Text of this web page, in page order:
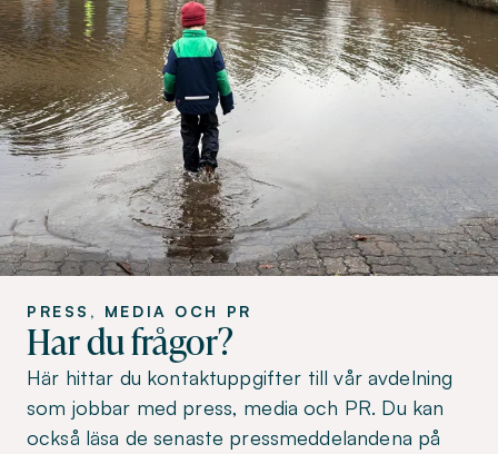
PRESS, MEDIA OCH PR
Har du frågor?
Här hittar du kontaktuppgifter till vår avdelning
som jobbar med press, media och PR. Du kan
också läsa de senaste pressmeddelandena på